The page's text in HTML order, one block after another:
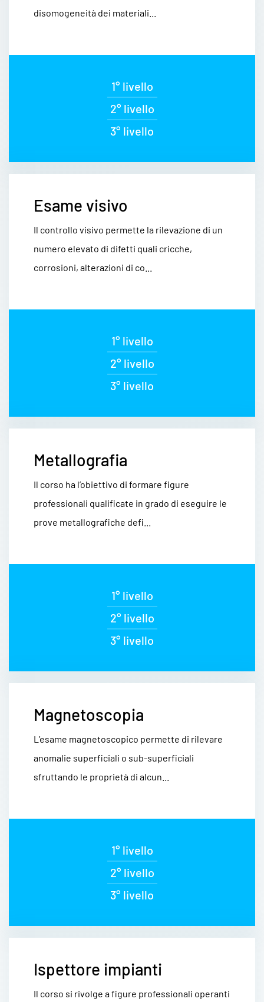
disomogeneità dei materiali...
1° livello
2° livello
3° livello
Esame visivo
Il controllo visivo permette la rilevazione di un
numero elevato di difetti quali cricche,
corrosioni, alterazioni di co...
1° livello
2° livello
3° livello
Metallografia
Il corso ha l’obiettivo di formare figure
professionali qualificate in grado di eseguire le
prove metallografiche defi...
1° livello
2° livello
3° livello
Magnetoscopia
L’esame magnetoscopico permette di rilevare
anomalie superficiali o sub-superficiali
sfruttando le proprietà di alcun...
1° livello
2° livello
3° livello
Ispettore impianti
Il corso si rivolge a figure professionali operanti